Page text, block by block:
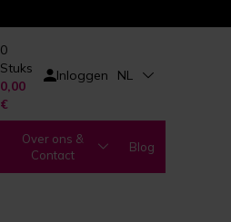
0
Stuks
0,00
€
Inloggen NL
Over ons &
Contact
Blog